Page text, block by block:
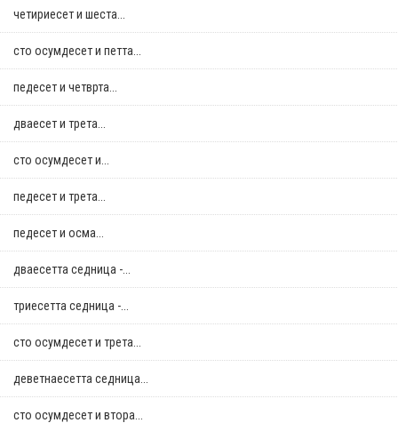
четириесет и шеста...
сто осумдесет и петта...
педесет и четврта...
дваесет и трета...
сто осумдесет и...
педесет и трета...
педесет и осма...
дваесетта седница -...
триесетта седница -...
сто осумдесет и трета...
деветнаесетта седница...
сто осумдесет и втора...